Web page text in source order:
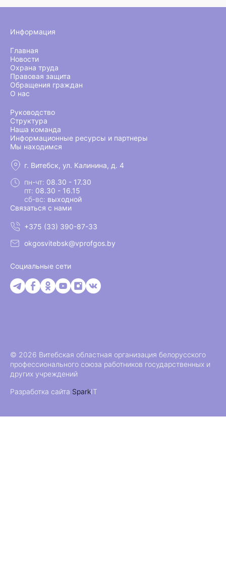
Информация
Главная
Новости
Охрана труда
Правовая защита
Обращения граждан
О нас
Руководство
Структура
Наша команда
Информационные ресурсы и партнеры
Мы находимся
г. Витебск, ул. Калинина, д. 4
пн-чт: 08.30 - 17.30
пт: 08.30 - 16.15
сб-вс: выходной
Связаться с нами
+375 (33) 390-87-33
okgosvitebsk@vprofgos.by
Социальные сети
© 2026 Витебская областная организация белорусского
профессионального союза работников государственных и
других учреждений
Разработка сайта SparkIT